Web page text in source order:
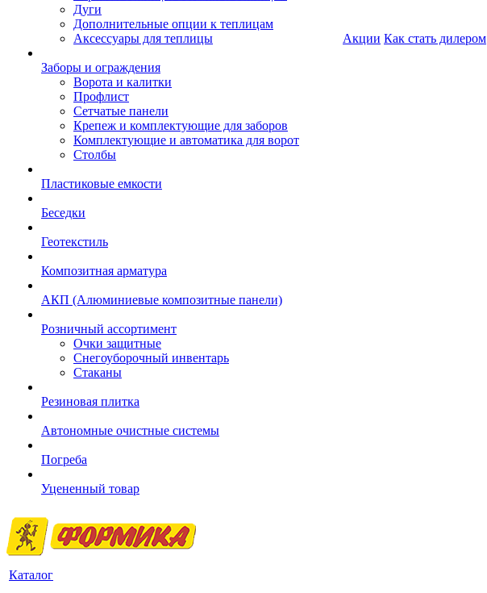
Дуги
Дополнительные опции к теплицам
Аксессуары для теплицы
Заборы и ограждения
Ворота и калитки
Профлист
Сетчатые панели
Крепеж и комплектующие для заборов
Комплектующие и автоматика для ворот
Столбы
Пластиковые емкости
Беседки
Геотекстиль
Композитная арматура
АКП (Алюминиевые композитные панели)
Розничный ассортимент
Очки защитные
Снегоуборочный инвентарь
Стаканы
Резиновая плитка
Автономные очистные системы
Погреба
Уцененный товар
Акции Как стать дилером
Каталог